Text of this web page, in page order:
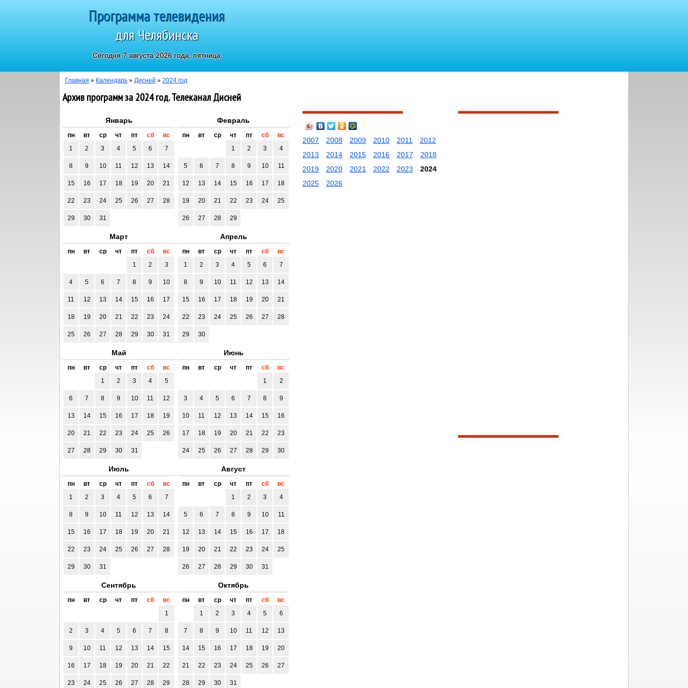
Программа телевидения
для Челябинска
Сегодня 7 августа 2026 года, пятница
Главная » Календарь » Дисней » 2024 год
Архив программ за 2024 год. Телеканал Дисней
Январь
пн вт ср чт пт сб
вс
1
2 3 4 5 6 7
8 9 10 11 12 13 14
15 16 17 18 19 20 21
22 23 24 25 26 27 28
29 30 31
Февраль
пн вт ср чт пт сб
вс
1
2 3 4
5 6 7 8 9 10 11
12 13 14 15 16 17 18
19 20 21 22 23 24 25
26 27 28 29
Март
пн вт ср чт пт сб
вс
1
2 3
4 5 6 7 8 9 10
11 12 13 14 15 16 17
18 19 20 21 22 23 24
25 26 27 28 29 30 31
Апрель
пн вт ср чт пт сб
вс
1
2 3 4 5 6 7
8 9 10 11 12 13 14
15 16 17 18 19 20 21
22 23 24 25 26 27 28
29 30
Май
пн вт ср чт пт сб
вс
1
2 3 4 5
6 7 8 9 10 11 12
13 14 15 16 17 18 19
20 21 22 23 24 25 26
27 28 29 30 31
Июнь
пн вт ср чт пт сб
вс
1
2
3 4 5 6 7 8 9
10 11 12 13 14 15 16
17 18 19 20 21 22 23
24 25 26 27 28 29 30
Июль
пн вт ср чт пт сб
вс
1
2 3 4 5 6 7
8 9 10 11 12 13 14
15 16 17 18 19 20 21
22 23 24 25 26 27 28
29 30 31
Август
пн вт ср чт пт сб
вс
1
2 3 4
5 6 7 8 9 10 11
12 13 14 15 16 17 18
19 20 21 22 23 24 25
26 27 28 29 30 31
Сентябрь
пн вт ср чт пт сб
вс
1
2 3 4 5 6 7 8
9 10 11 12 13 14 15
16 17 18 19 20 21 22
23 24 25 26 27 28 29
Октябрь
пн вт ср чт пт сб
вс
1
2 3 4 5 6
7 8 9 10 11 12 13
14 15 16 17 18 19 20
21 22 23 24 25 26 27
28 29 30 31
2007 2008 2009 2010 2011
2012
2013
2014 2015 2016 2017
2018
2019
2020 2021 2022 2023
2024
2025
2026